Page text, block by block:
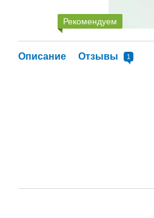
Рекомендуем
Описание Отзывы 1